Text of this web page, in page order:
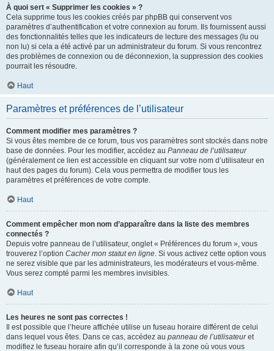
À quoi sert « Supprimer les cookies » ?
Cela supprime tous les cookies créés par phpBB qui conservent vos
paramètres d’authentification et votre connexion au forum. Ils fournissent aussi
des fonctionnalités telles que les indicateurs de lecture des messages (lu ou
non lu) si cela a été activé par un administrateur du forum. Si vous rencontrez
des problèmes de connexion ou de déconnexion, la suppression des cookies
pourrait les résoudre.
Haut
Paramètres et préférences de l’utilisateur
Comment modifier mes paramètres ?
Si vous êtes membre de ce forum, tous vos paramètres sont stockés dans notre
base de données. Pour les modifier, accédez au Panneau de l’utilisateur
(généralement ce lien est accessible en cliquant sur votre nom d’utilisateur en
haut des pages du forum). Cela vous permettra de modifier tous les
paramètres et préférences de votre compte.
Haut
Comment empêcher mon nom d’apparaître dans la liste des membres
connectés ?
Depuis votre panneau de l’utilisateur, onglet « Préférences du forum », vous
trouverez l’option Cacher mon statut en ligne. Si vous activez cette option vous
ne serez visible que par les administrateurs, les modérateurs et vous-même.
Vous serez compté parmi les membres invisibles.
Haut
Les heures ne sont pas correctes !
Il est possible que l’heure affichée utilise un fuseau horaire différent de celui
dans lequel vous êtes. Dans ce cas, accédez au panneau de l’utilisateuret
modifiez le fuseau horaire afin qu’il corresponde à la zone où vous vous